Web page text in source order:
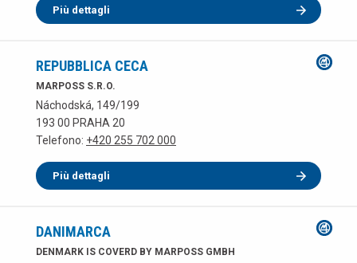
Più dettagli
REPUBBLICA CECA
MARPOSS S.R.O.
Náchodská, 149/199
193 00 PRAHA 20
Telefono: +420 255 702 000
Più dettagli
DANIMARCA
DENMARK IS COVERD BY MARPOSS GMBH